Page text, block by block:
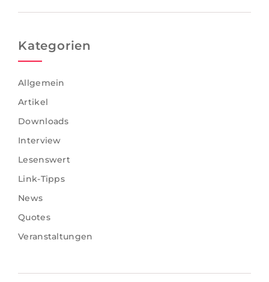
Kategorien
Allgemein
Artikel
Downloads
Interview
Lesenswert
Link-Tipps
News
Quotes
Veranstaltungen